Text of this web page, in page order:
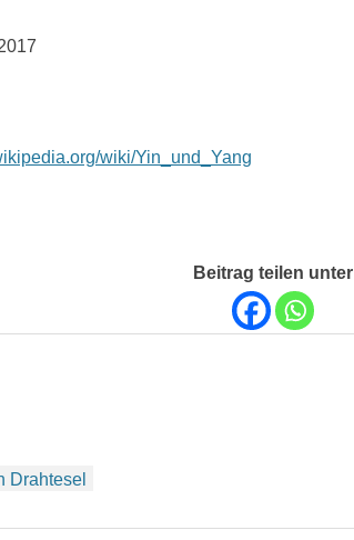
wiki/Yin_und_Yang
Beitrag teilen unter
Drahtesel